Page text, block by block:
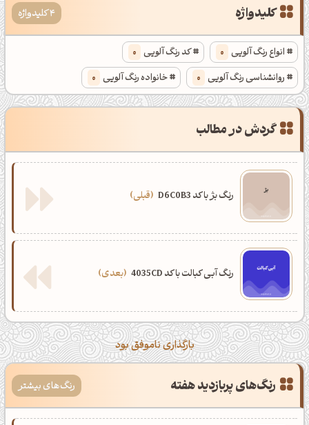
کلیدواژه 4 کلیدواژه
انواع رنگ آلویی 0 کد رنگ آلویی 0
روانشناسی رنگ آلویی 0 خانواده رنگ آلویی 0
گردش در مطالب
رنگ بژ با کد D6C0B3 قبلی
رنگ آبی کبالت با کد 4035CD بعدی
بارگذاری ناموفق بود
رنگ‌های پربازدید هفته رنگ‌های بیشتر